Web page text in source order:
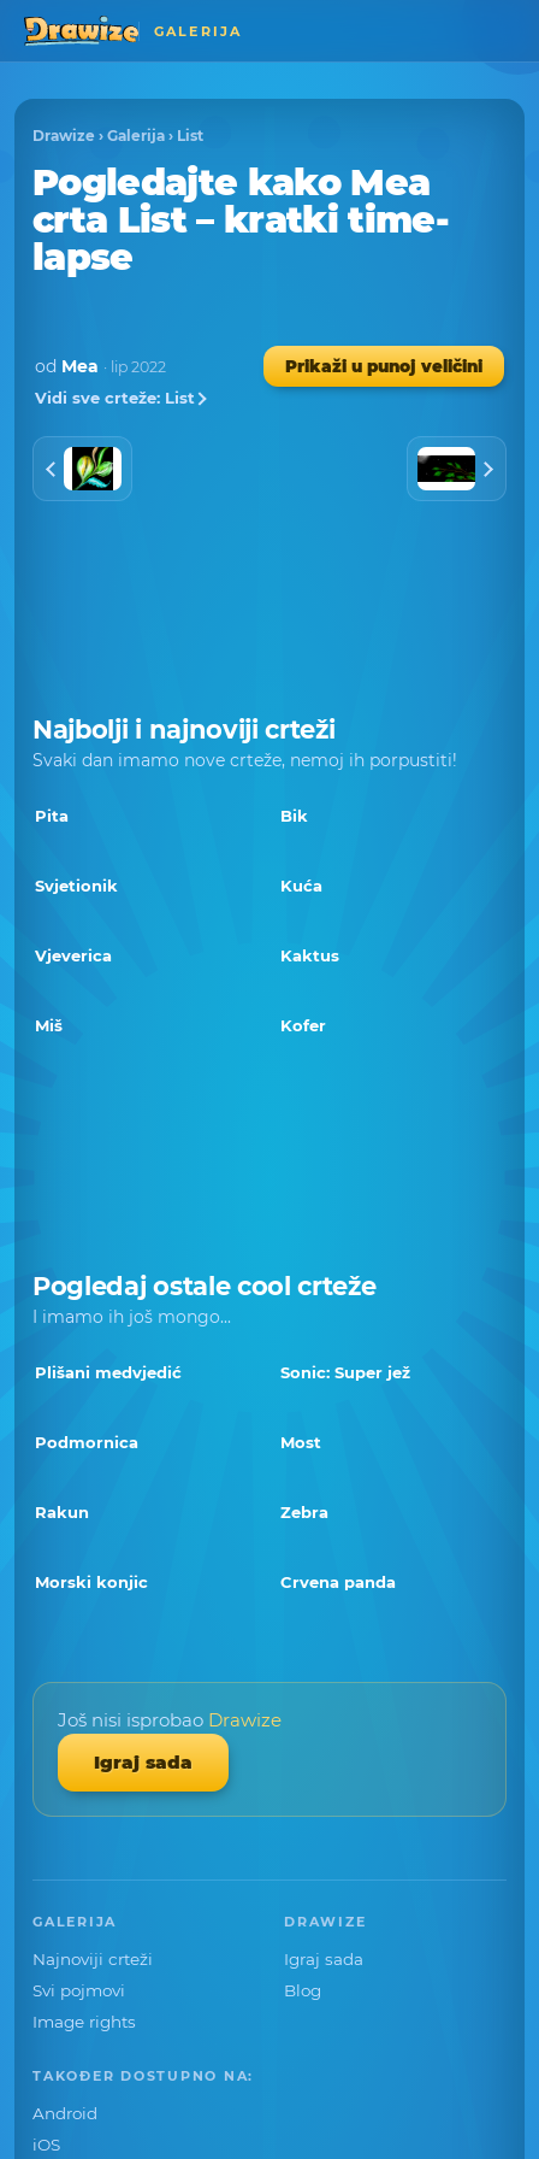
GALERIJA
Drawize › Galerija › List
Pogledajte kako Mea
crta List – kratki time-
lapse
od Mea · lip 2022
Prikaži u punoj veličini
Vidi sve crteže: List
Najbolji i najnoviji crteži
Svaki dan imamo nove crteže, nemoj ih porpustiti!
Pita Bik
Svjetionik Kuća
Vjeverica Kaktus
Miš Kofer
Pogledaj ostale cool crteže
I imamo ih još mongo...
Plišani medvjedić Sonic: Super jež
Podmornica Most
Rakun Zebra
Morski konjic Crvena panda
Još nisi isprobao Drawize
Igraj sada
GALERIJA
Najnoviji crteži
Svi pojmovi
Image rights
DRAWIZE
Igraj sada
Blog
TAKOĐER DOSTUPNO NA:
Android
iOS